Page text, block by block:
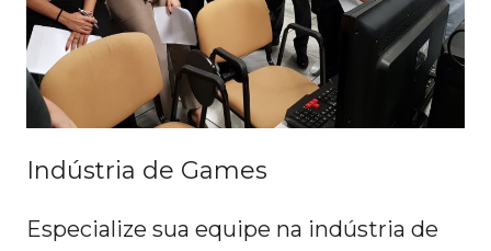
Indústria de Games
Especialize sua equipe na indústria de